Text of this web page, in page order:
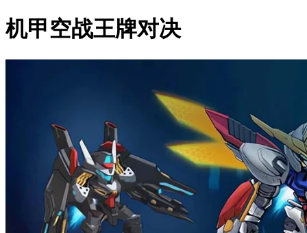
机甲空战王牌对决